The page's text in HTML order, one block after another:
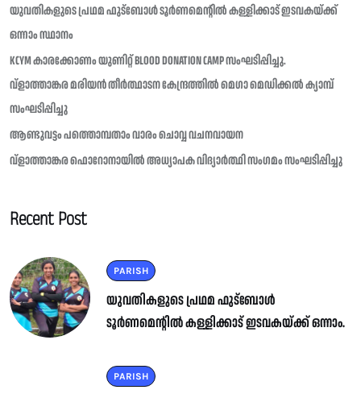
യുവതികളുടെ പ്രഥമ ഫുട്ബോൾ ടൂർണമെന്റിൽ കള്ളിക്കാട് ഇടവകയ്ക്ക്
ഒന്നാം സ്ഥാനം
KCYM കാരക്കോണം യുണിറ്റ് BLOOD DONATION CAMP സംഘടിപ്പിച്ചു.
വ്ളാത്താങ്കര മരിയൻ തീർത്ഥാടന കേന്ദ്രത്തിൽ മെഗാ മെഡിക്കൽ ക്യാമ്പ്
സംഘടിപ്പിച്ചു
ആണ്ടുവട്ടം പത്തൊമ്പതാം വാരം ചൊവ്വ വചനവായന
വ്ളാത്താങ്കര ഫൊറോനായിൽ അധ്യാപക വിദ്യാർത്ഥി സംഗമം സംഘടിപ്പിച്ചു
Recent Post
PARISH
യുവതികളുടെ പ്രഥമ ഫുട്ബോൾ
ടൂർണമെന്റിൽ കള്ളിക്കാട് ഇടവകയ്ക്ക് ഒന്നാം.
PARISH